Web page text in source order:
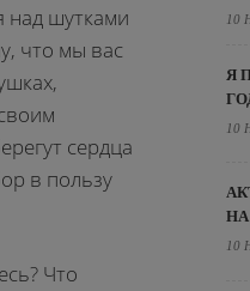
шутками
что мы вас
сердца
в пользу
Что
10
Я
10
10